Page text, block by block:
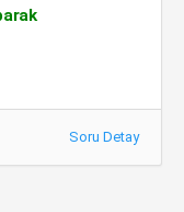
Soru Detay